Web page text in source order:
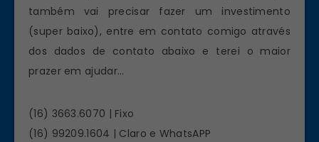
também vai precisar fazer um investimento
(super baixo), entre em contato comigo através
dos dados de contato abaixo e terei o maior
prazer em ajudar…
(16) 3663.6070 | Fixo
(16) 99209.1604 | Claro e WhatsAPP